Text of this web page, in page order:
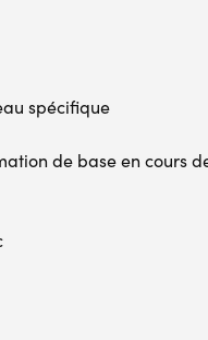
spécifique
de base en cours